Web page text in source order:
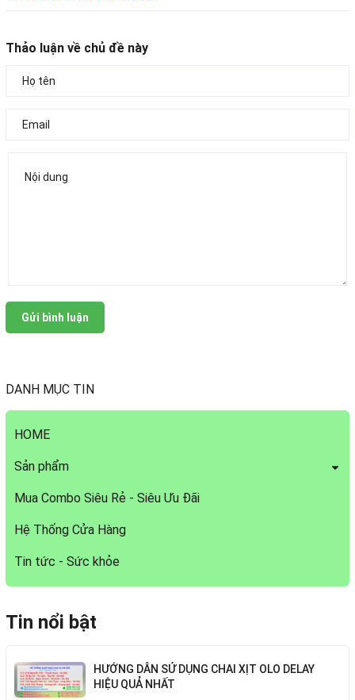
DANH MỤC TIN
HOME
Sản phẩm
Mua Combo Siêu Rẻ - Siêu Ưu Đãi
Hệ Thống Cửa Hàng
Tin tức - Sức khỏe
Tin nổi bật
HƯỚNG DẪN SỬ DỤNG CHAI XỊT OLO DELAY
HIỆU QUẢ NHẤT
Thảo luận về chủ đề này
Gửi bình luận